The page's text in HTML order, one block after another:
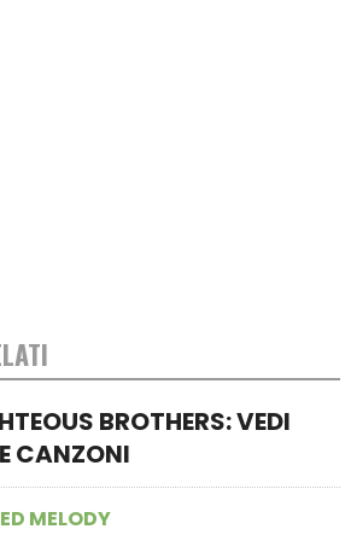
BROTHERS: VEDI
CANZONI
MELODY